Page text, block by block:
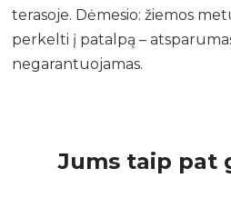
terasoje. Dėmesio: žiemos
perkelti į patalpą –
negarantuojamas.
Jums taip pat